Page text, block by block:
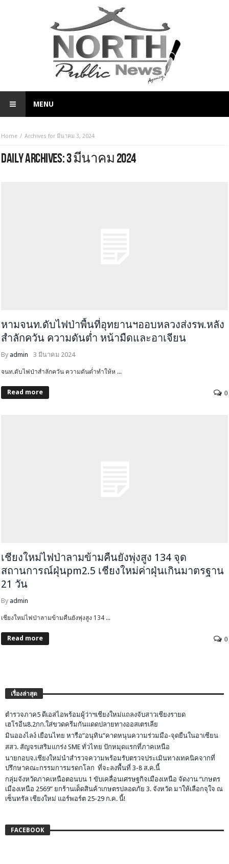
MENU
Home Archives for มีนาคม 3, 2024
DAILY ARCHIVES:3 มีนาคม 2024
หามจนท.ดับไฟป่าพื้นที่อุทยานฯออบหลวงส่งรพ.หลัง
สำลักควัน ความดันต่ำ หน้ามืดและอาเจียน
By admin 3 มีนาคม 2024
จนท.ดับไฟป่าสำลักควัน ความดันต่ำทำให้ห ...
Read more 0
เชียงใหม่ไฟป่าลามข้ามคืนยังพุ่งสูง 134 จุด
สถานการณ์ฝุ่นpm2.5 เชียงใหม่ค่าฝุ่นเกินมาตรฐาน
21 วัน
By admin
เชียงใหม่ไฟป่าลามข้ามคืนยังพุ่งสูง 134 ...
Read more 0
เรื่องล่าสุด
ตำรวจภาค5 ดีเอสไอพร้อมผู้ว่าฯเชียงใหม่แถลงจับสาวเชียงรายด
เฮโรอีน8.2กก.ใส่ขวดครีมกันแดดปลายทางออสเตรเลีย
มินอองไลง์ เยือนไทย หารือ”อนุทิน”คาดหนุนความร่วมมือ-จุดยืนในอาเซียน
สสว. สัญจรเสริมแกร่ง SME ทั่วไทย ปักหมุดแรกที่ภาคเหนือ
นายกอบจ.เชียงใหม่นำสำรวจความพร้อมรับตรวจประเมินทางเทคนิคจากที่
ปรึกษาคณะกรรมการมรดกโลก ที่จะลงพื้นที่ 3-8 ส.ค.นี้
กลุ่มจังหวัดภาคเหนือตอนบน 1 ขับเคลื่อนเศรษฐกิจเมืองเหนือ จัดงาน “เกษตร
เมืองเหนือ 2569” ยกร้านเด็ดสินค้าเกษตรปลอดภัย 3. จังหวัด มาให้เลือกจุใจ ณ
เซ็นทรัล เชียงใหม่ แอร์พอร์ต 25-29 ก.ค. นี้!
FACEBOOK